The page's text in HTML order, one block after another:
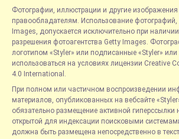
Фотографии, иллюстрации и другие
правообладателям. Использование
Images, допускается исключительно при
разрешения фотоагентства Getty Images.
логотипом «Styler» или подписанные «Styler» или
использоваться на условиях лицензии Creative
4.0 International.
При полном или частичном воспроизведении
материалов, опубликованных на вебсайте
обязательно размещение активной гиперссылки
открытой для индексации поисковыми
должна быть размещена непосредственно в